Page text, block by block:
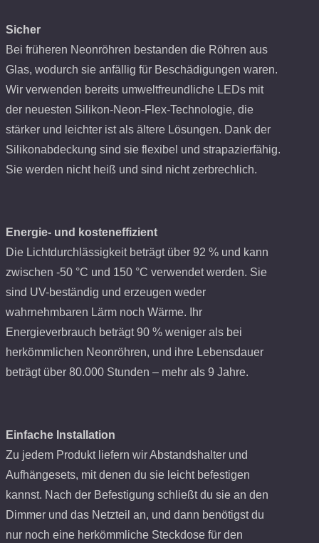
Sicher
Bei früheren Neonröhren bestanden die Röhren aus
Glas, wodurch sie anfällig für Beschädigungen waren.
Wir verwenden bereits umweltfreundliche LEDs mit
der neuesten Silikon-Neon-Flex-Technologie, die
stärker und leichter ist als ältere Lösungen. Dank der
Silikonabdeckung sind sie flexibel und strapazierfähig.
Sie werden nicht heiß und sind nicht zerbrechlich.
Energie- und kosteneffizient
Die Lichtdurchlässigkeit beträgt über 92 % und kann
zwischen -50 °C und 150 °C verwendet werden. Sie
sind UV-beständig und erzeugen weder
wahrnehmbaren Lärm noch Wärme. Ihr
Energieverbrauch beträgt 90 % weniger als bei
herkömmlichen Neonröhren, und ihre Lebensdauer
beträgt über 80.000 Stunden – mehr als 9 Jahre.
Einfache Installation
Zu jedem Produkt liefern wir Abstandshalter und
Aufhängesets, mit denen du sie leicht befestigen
kannst. Nach der Befestigung schließt du sie an den
Dimmer und das Netzteil an, und dann benötigst du
nur noch eine herkömmliche Steckdose für den